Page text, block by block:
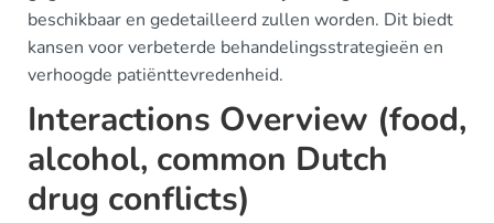
beschikbaar en gedetailleerd zullen worden. Dit biedt
kansen voor verbeterde behandelingsstrategieën en
verhoogde patiënttevredenheid.
Interactions Overview (food,
alcohol, common Dutch
drug conflicts)